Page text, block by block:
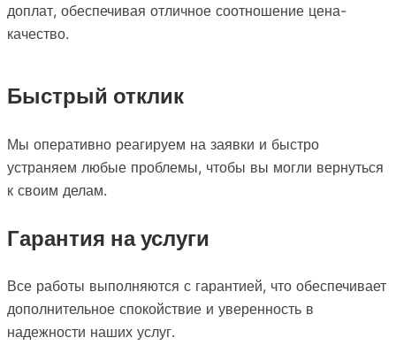
доплат, обеспечивая отличное соотношение цена-
качество.
Быстрый отклик
Мы оперативно реагируем на заявки и быстро
устраняем любые проблемы, чтобы вы могли вернуться
к своим делам.
Гарантия на услуги
Все работы выполняются с гарантией, что обеспечивает
дополнительное спокойствие и уверенность в
надежности наших услуг.